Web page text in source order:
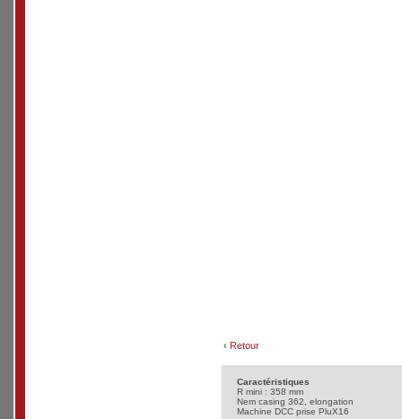
‹ Retour
Caractéristiques
R mini : 358 mm
Nem casing 362, elongation
Machine DCC prise PluX16